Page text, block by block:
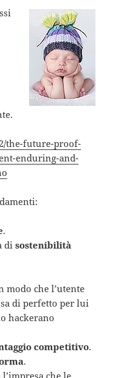
the-future-proof-
enduring-and-
.
disostenibilità
modo che l’utente
di perfetto per lui
hackerano
competitivo.
.